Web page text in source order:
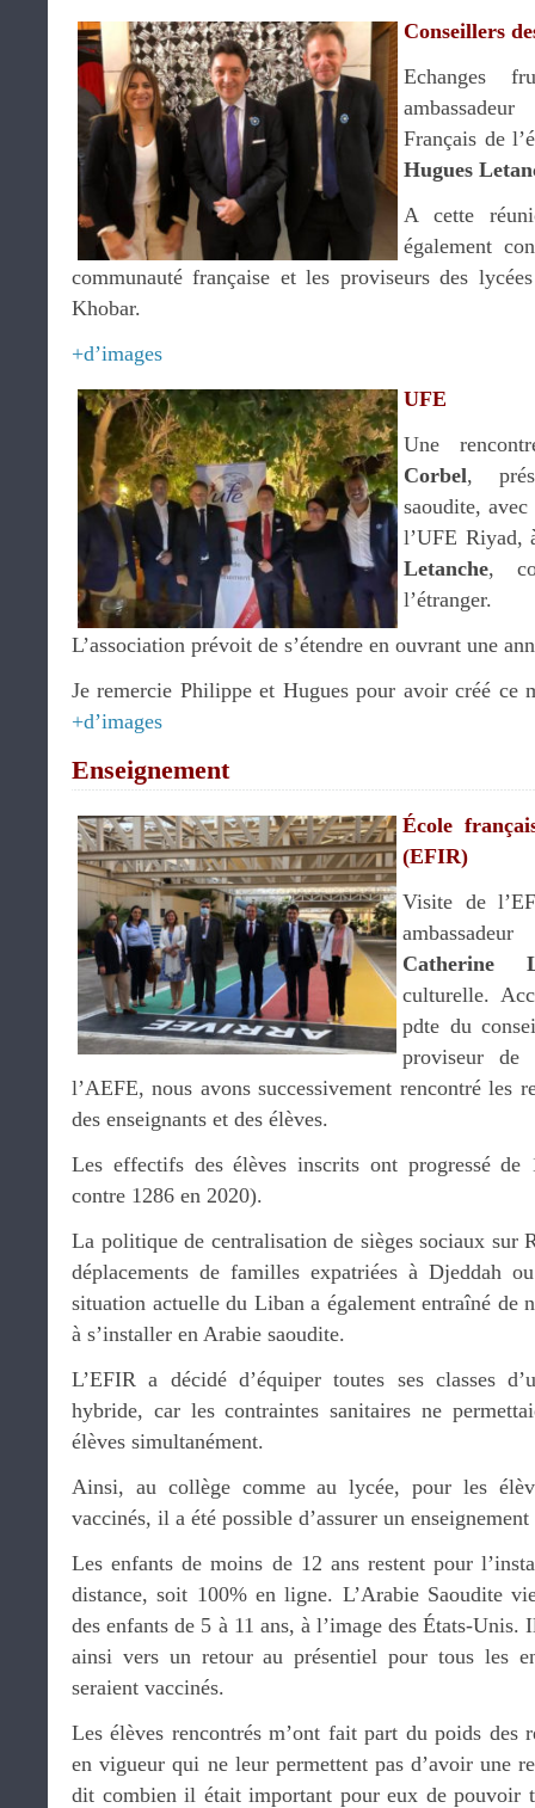
Conseillers
Echanges
Français de
Hugues
A cette
également
communauté française et les proviseurs des
Khobar.
+d’images
UFE
Une
Corbel,
saoudite,
l’UFE Riyad,
Letanche,
l’étranger.
L’association prévoit de s’étendre en ouvrant une
Je remercie Philippe et Hugues pour avoir créé ce
+d’images
Enseignement
École
(EFIR)
Visite de
Catherine
culturelle.
pdte du
proviseur de
l’AEFE, nous avons successivement rencontré les
des enseignants et des élèves.
Les effectifs des élèves inscrits ont progressé
contre 1286 en 2020).
La politique de centralisation de sièges sociaux sur
déplacements de familles expatriées à Djeddah
situation actuelle du Liban a également entraîné de
à s’installer en Arabie saoudite.
L’EFIR a décidé d’équiper toutes ses classes
hybride, car les contraintes sanitaires ne
élèves simultanément.
Ainsi, au collège comme au lycée, pour les
vaccinés, il a été possible d’assurer un
Les enfants de moins de 12 ans restent pour
distance, soit 100% en ligne. L’Arabie Saoudite
des enfants de 5 à 11 ans, à l’image des États-Unis.
ainsi vers un retour au présentiel pour tous les
seraient vaccinés.
Les élèves rencontrés m’ont fait part du poids des
en vigueur qui ne leur permettent pas d’avoir une
dit combien il était important pour eux de pouvoir